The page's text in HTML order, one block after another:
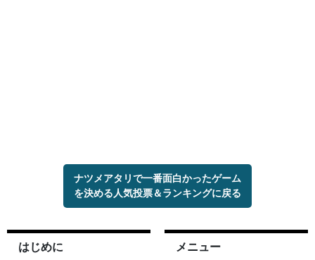
ナツメアタリで一番面白かったゲーム
を決める人気投票＆ランキングに戻る
はじめに メニュー